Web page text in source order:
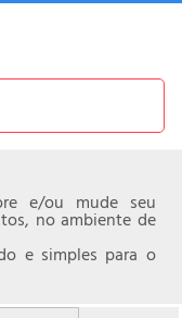
e/ou mude seu
no ambiente de
e simples para o